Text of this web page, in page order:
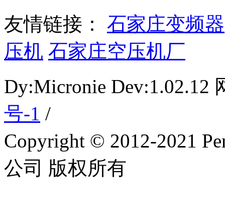
友情链接： 石家庄变频器
压机 石家庄空压机厂
Dy:Micronie Dev:1.02.12
号-1 /
Copyright © 2012-2021
公司 版权所有